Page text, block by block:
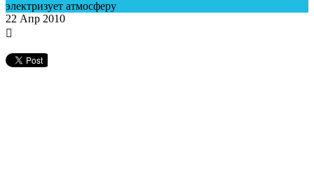
электризует атмосферу
22 Апр 2010